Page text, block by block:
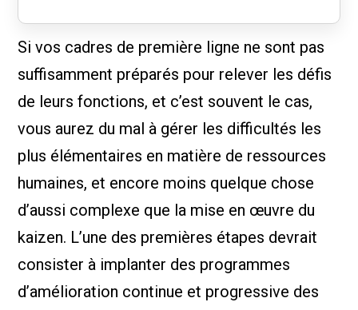
Si vos cadres de première ligne ne sont pas
suffisamment préparés pour relever les défis
de leurs fonctions, et c’est souvent le cas,
vous aurez du mal à gérer les difficultés les
plus élémentaires en matière de ressources
humaines, et encore moins quelque chose
d’aussi complexe que la mise en œuvre du
kaizen. L’une des premières étapes devrait
consister à implanter des programmes
d’amélioration continue et progressive des